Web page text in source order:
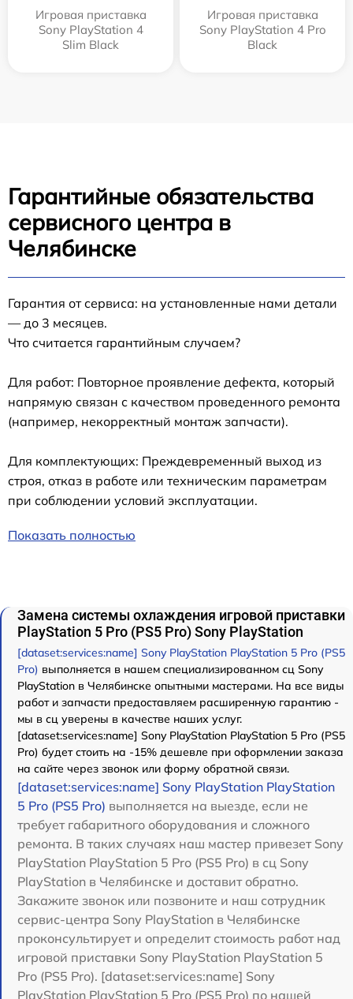
Игровая приставка
Sony PlayStation 4
Slim Black
Игровая приставка
Sony PlayStation 4 Pro
Black
Гарантийные обязательства
сервисного центра в
Челябинске
Гарантия от сервиса: на установленные нами детали
— до 3 месяцев.
Что считается гарантийным случаем?
Для работ: Повторное проявление дефекта, который
напрямую связан с качеством проведенного ремонта
(например, некорректный монтаж запчасти).
Для комплектующих: Преждевременный выход из
строя, отказ в работе или техническим параметрам
при соблюдении условий эксплуатации.
Показать полностью
Замена системы охлаждения игровой приставки
PlayStation 5 Pro (PS5 Pro) Sony PlayStation
[dataset:services:name] Sony PlayStation PlayStation 5 Pro (PS5
Pro) выполняется в нашем специализированном сц Sony
PlayStation в Челябинске опытными мастерами. На все виды
работ и запчасти предоставляем расширенную гарантию -
мы в сц уверены в качестве наших услуг.
[dataset:services:name] Sony PlayStation PlayStation 5 Pro (PS5
Pro) будет стоить на -15% дешевле при оформлении заказа
на сайте через звонок или форму обратной связи.
[dataset:services:name] Sony PlayStation PlayStation
5 Pro (PS5 Pro) выполняется на выезде, если не
требует габаритного оборудования и сложного
ремонта. В таких случаях наш мастер привезет Sony
PlayStation PlayStation 5 Pro (PS5 Pro) в сц Sony
PlayStation в Челябинске и доставит обратно.
Закажите звонок или позвоните и наш сотрудник
сервис-центра Sony PlayStation в Челябинске
проконсультирует и определит стоимость работ над
игровой приставки Sony PlayStation PlayStation 5
Pro (PS5 Pro). [dataset:services:name] Sony
PlayStation PlayStation 5 Pro (PS5 Pro) по нашей